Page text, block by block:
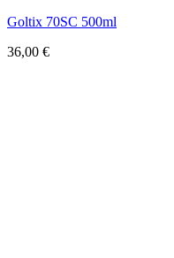
Goltix 70SC 500ml
36,00 €